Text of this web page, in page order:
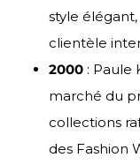
style
clientèle
2000 : Paule
marché du
collections
des Fashion